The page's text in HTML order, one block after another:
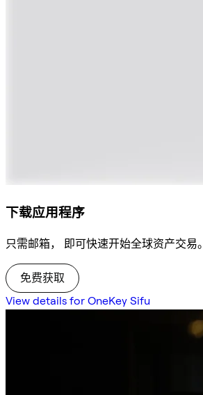
下载应用程序
只需邮箱， 即可快速开始全球资产交易。
免费获取
View details for OneKey Sifu